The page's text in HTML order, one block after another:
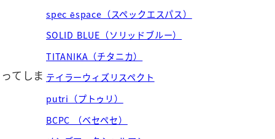
てしま
spec ēspace（スペックエスパス）
SOLID BLUE（ソリッドブルー）
TITANIKA（チタニカ）
テイラーウィズリスペクト
putri（プトゥリ）
BCPC （ベセペセ）